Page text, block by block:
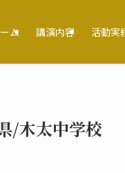
ム 講演内容 活動実
/木太中学校